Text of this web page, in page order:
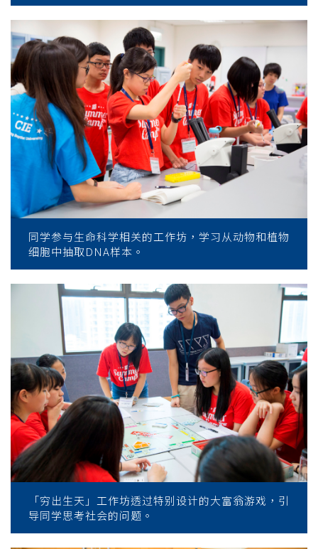
同学参与生命科学相关的工作坊，学习从动物和植物
细胞中抽取DNA样本。
「穷出生天」工作坊透过特别设计的大富翁游戏，引
导同学思考社会的问题。